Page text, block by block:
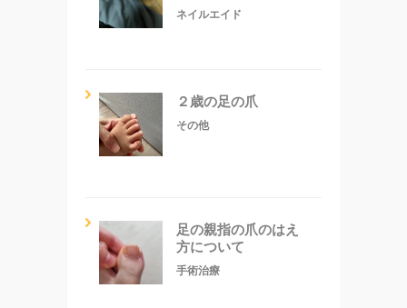
ネイルエイド
２歳の足の爪
その他
足の親指の爪のはえ
方について
手術治療